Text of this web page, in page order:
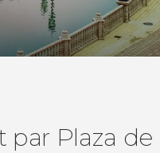
Plaza